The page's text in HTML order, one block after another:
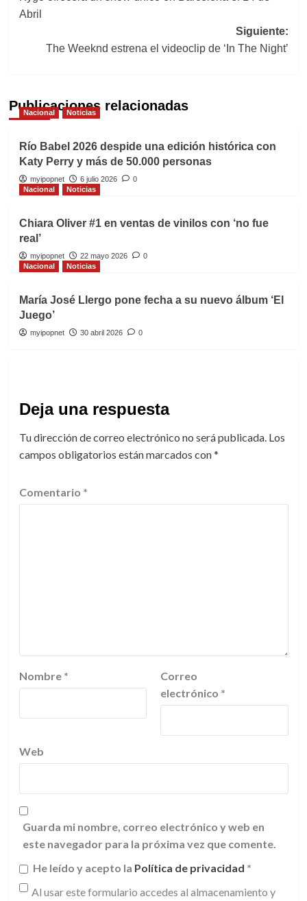
Abril
Siguiente:
The Weeknd estrena el videoclip de ‘In The Night’
Publicaciones relacionadas
Nacional Noticias
Río Babel 2026 despide una edición histórica con
Katy Perry y más de 50.000 personas
myipopnet 6 julio 2026
0
Nacional
Noticias
Chiara Oliver #1 en ventas de vinilos con ‘no fue
real’
myipopnet 22 mayo 2026
0
Nacional
Noticias
María José Llergo pone fecha a su nuevo álbum ‘El
Juego’
myipopnet 30 abril 2026 0
Deja una respuesta
Tu dirección de correo electrónico no será publicada. Los
campos obligatorios están marcados con*
Comentario *
Nombre *
Correo
electrónico *
Web
Guarda mi nombre, correo electrónico y web en
este navegador para la próxima vez que comente.
He leído y acepto la Política de privacidad *
Al usar este formulario accedes al almacenamiento y